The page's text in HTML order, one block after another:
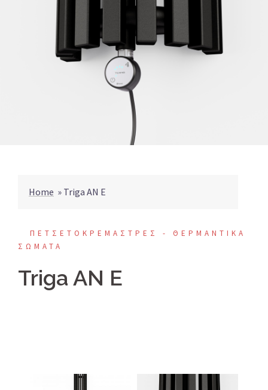
Home » Triga AN E
ΠΕΤΣΕΤΟΚΡΕΜΑΣΤΡΕΣ - ΘΕΡΜΑΝΤΙΚΑ
ΣΩΜΑΤΑ
Triga AN E